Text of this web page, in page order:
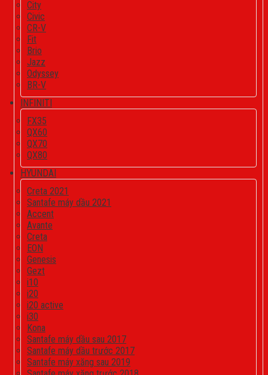
City
Civic
CR-V
Fit
Brio
Jazz
Odyssey
BR-V
INFINITI
FX35
QX60
QX70
QX80
HYUNDAI
Creta 2021
Santafe máy dầu 2021
Accent
Avante
Creta
EON
Genesis
Gezt
i10
i20
i20 active
i30
Kona
Santafe máy dầu sau 2017
Santafe máy dầu trước 2017
Santafe máy xăng sau 2019